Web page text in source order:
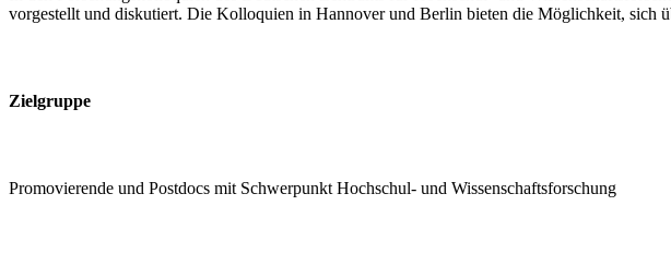
vorgestellt und diskutiert. Die Kolloquien in Hannover und Berlin bieten die Möglichkeit, sich
Zielgruppe
Promovierende und Postdocs mit Schwerpunkt Hochschul- und Wissenschaftsforschung